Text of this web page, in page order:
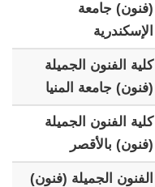
(فنون) جامعة
الإسكندرية
كلية الفنون الجميلة
(فنون) جامعة المنيا
كلية الفنون الجميلة
(فنون) بالأقصر
الفنون الجميلة (فنون)